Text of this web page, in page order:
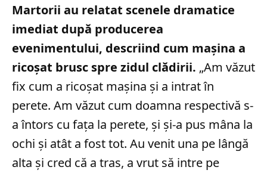
Martorii au relatat scenele dramatice
imediat după producerea
evenimentului, descriind cum mașina a
ricoșat brusc spre zidul clădirii. „Am văzut
fix cum a ricoșat mașina și a intrat în
perete. Am văzut cum doamna respectivă s-
a întors cu fața la perete, și și-a pus mâna la
ochi și atât a fost tot. Au venit una pe lângă
alta și cred că a tras, a vrut să intre pe